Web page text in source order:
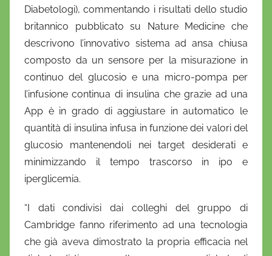
l
a
D
n
i
o
Diabetologi), commentando i risultati dello studio
britannico pubblicato su Nature Medicine che
descrivono l’innovativo sistema ad ansa chiusa
composto da un sensore per la misurazione in
continuo del glucosio e una micro-pompa per
l’infusione continua di insulina che grazie ad una
App è in grado di aggiustare in automatico le
quantità di insulina infusa in funzione dei valori del
glucosio mantenendoli nei target desiderati e
minimizzando il tempo trascorso in ipo e
iperglicemia.
“I dati condivisi dai colleghi del gruppo di
Cambridge fanno riferimento ad una tecnologia
che già aveva dimostrato la propria efficacia nel